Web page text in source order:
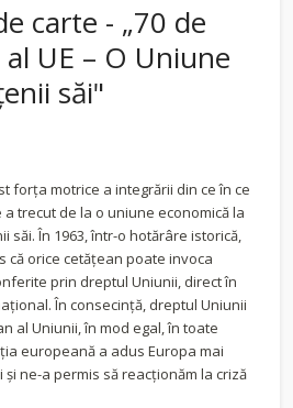
carte - „70 de
UE – O Uniune
săi"
forța motrice a integrării din ce în ce
trecut de la o uniune economică la
săi. În 1963, într-o hotărâre istorică,
că orice cetățean poate invoca
prin dreptul Uniunii, direct în
În consecință, dreptul Uniunii
al Uniunii, în mod egal, în toate
europeană a adus Europa mai
ne-a permis să reacționăm la criză